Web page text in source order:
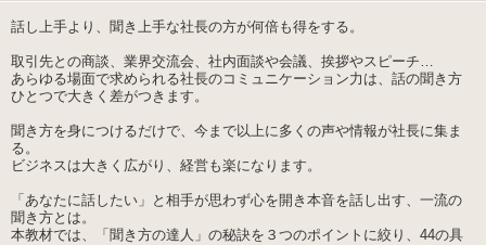
話し上手より、聞き上手な社長の方が何倍も得をする。
取引先との商談、業界交流会、社内面談や会議、挨拶やスピーチ…
あらゆる場面で求められる社長のコミュニケーション力は、話の聞き方
ひとつで大きく差がつきます。
聞き方を身につけるだけで、今まで以上に多くの声や情報が社長に集ま
る。
ビジネスは大きく広がり、経営も楽になります。
「あなたに話したい」と相手が思わず心を開き本音を話し出す、一流の
聞き方とは。
本教材では、「聞き方の達人」の秘訣を３つのポイントに絞り、44の具